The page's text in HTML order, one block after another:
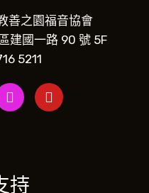
善之園福音協會
建國一路 90 號 5F
5211
持